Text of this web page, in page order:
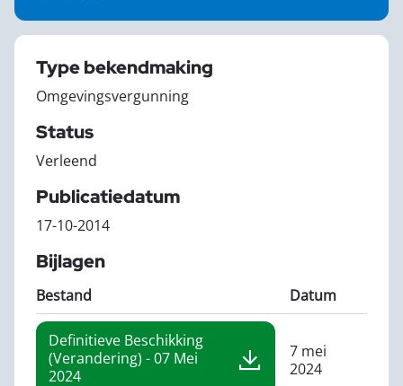
Type bekendmaking
Omgevingsvergunning
Status
Verleend
Publicatiedatum
17-10-2014
Bijlagen
Bestand Datum
Definitieve Beschikking
(verandering) - 07 Mei
2024
7 mei
2024